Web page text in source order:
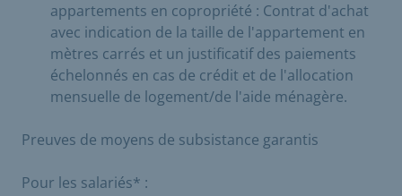
appartements en copropriété : Contrat d'achat
avec indication de la taille de l'appartement en
mètres carrés et un justificatif des paiements
échelonnés en cas de crédit et de l'allocation
mensuelle de logement/de l'aide ménagère.
Preuves de moyens de subsistance garantis
Pour les salariés* :